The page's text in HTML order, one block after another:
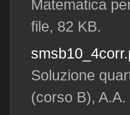
Matematica
file, 82 KB.
Soluzione
(corso B),